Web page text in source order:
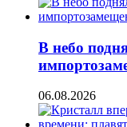
В небо
06.08.2026